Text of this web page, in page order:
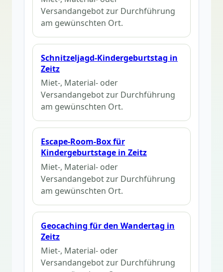
Versandangebot zur Durchführung
am gewünschten Ort.
Schnitzeljagd-Kindergeburtstag in
Zeitz
Miet-, Material- oder
Versandangebot zur Durchführung
am gewünschten Ort.
Escape-Room-Box für
Kindergeburtstage in Zeitz
Miet-, Material- oder
Versandangebot zur Durchführung
am gewünschten Ort.
Geocaching für den Wandertag in
Zeitz
Miet-, Material- oder
Versandangebot zur Durchführung